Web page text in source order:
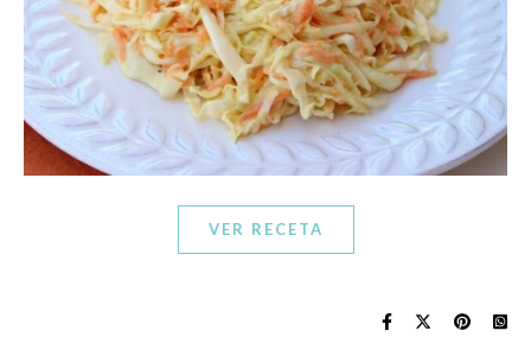
VER RECETA